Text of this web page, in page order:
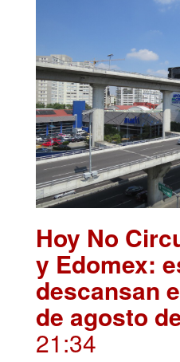
Hoy No
y Edomex:
descansan
de agosto
21:34